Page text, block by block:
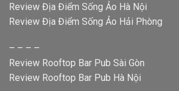
Review Địa Điểm Sống Ảo Hà Nội
Review Địa Điểm Sống Ảo Hải Phòng
– – – –
Review Rooftop Bar Pub Sài Gòn
Review Rooftop Bar Pub Hà Nội